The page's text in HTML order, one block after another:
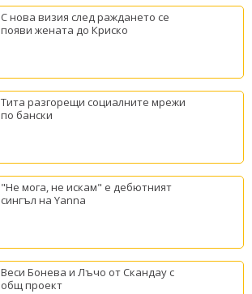
С нова визия след раждането се
появи жената до Криско
Тита разгорещи социалните мрежи
по бански
"Не мога, не искам" е дебютният
сингъл на Yanna
Веси Бонева и Лъчо от Скандау с
общ проект